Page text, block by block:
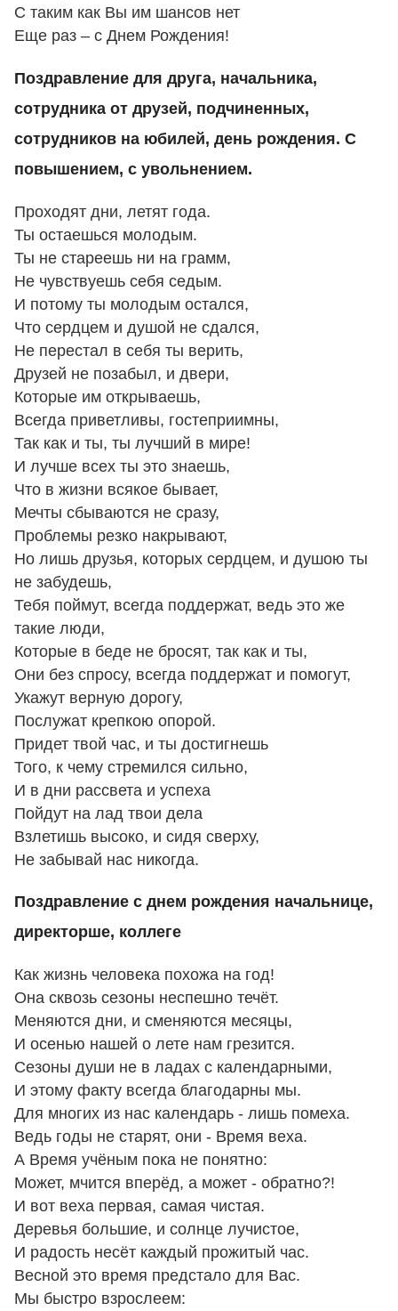
С таким как Вы им шансов нет
Еще раз – с Днем Рождения!
Поздравление для друга, начальника,
сотрудника от друзей, подчиненных,
сотрудников на юбилей, день рождения. С
повышением, с увольнением.
Проходят дни, летят года.
Ты остаешься молодым.
Ты не стареешь ни на грамм,
Не чувствуешь себя седым.
И потому ты молодым остался,
Что сердцем и душой не сдался,
Не перестал в себя ты верить,
Друзей не позабыл, и двери,
Которые им открываешь,
Всегда приветливы, гостеприимны,
Так как и ты, ты лучший в мире!
И лучше всех ты это знаешь,
Что в жизни всякое бывает,
Мечты сбываются не сразу,
Проблемы резко накрывают,
Но лишь друзья, которых сердцем, и душою ты
не забудешь,
Тебя поймут, всегда поддержат, ведь это же
такие люди,
Которые в беде не бросят, так как и ты,
Они без спросу, всегда поддержат и помогут,
Укажут верную дорогу,
Послужат крепкою опорой.
Придет твой час, и ты достигнешь
Того, к чему стремился сильно,
И в дни рассвета и успеха
Пойдут на лад твои дела
Взлетишь высоко, и сидя сверху,
Не забывай нас никогда.
Поздравление с днем рождения начальнице,
директорше, коллеге
Как жизнь человека похожа на год!
Она сквозь сезоны неспешно течёт.
Меняются дни, и сменяются месяцы,
И осенью нашей о лете нам грезится.
Сезоны души не в ладах с календарными,
И этому факту всегда благодарны мы.
Для многих из нас календарь - лишь помеха.
Ведь годы не старят, они - Время веха.
А Время учёным пока не понятно:
Может, мчится вперёд, а может - обратно?!
И вот веха первая, самая чистая.
Деревья большие, и солнце лучистое,
И радость несёт каждый прожитый час.
Весной это время предстало для Вас.
Мы быстро взрослеем: